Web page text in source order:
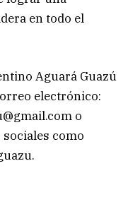
en todo el
Aguará Guazú
electrónico:
o
como